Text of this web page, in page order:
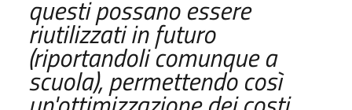
questi possano essere
riutilizzati in futuro
(riportandoli comunque a
scuola), permettendo così